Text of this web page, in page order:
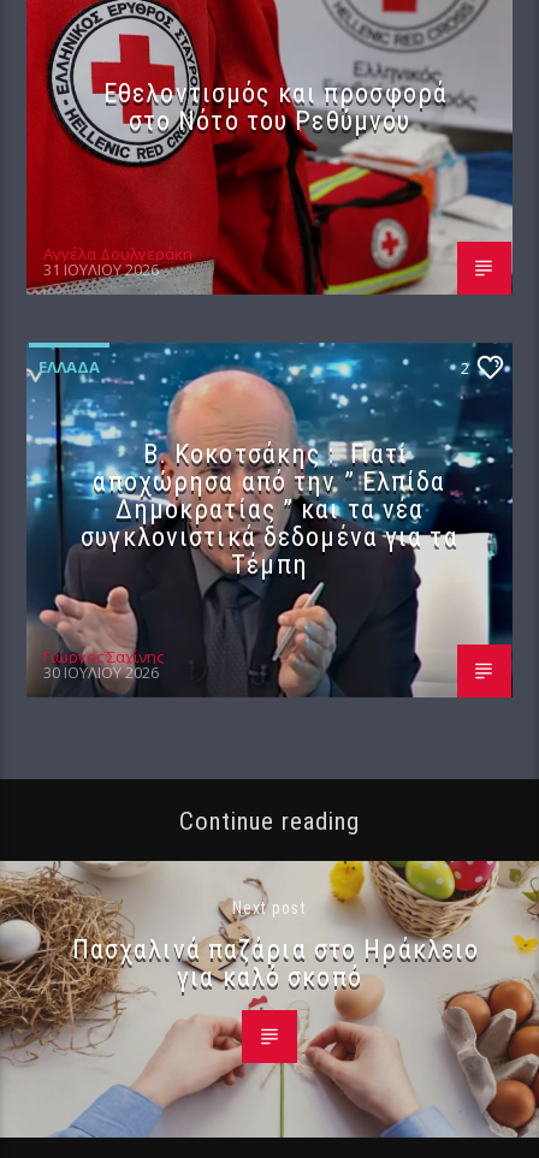
Εθελοντισμός και προσφορά
στο Νότο του Ρεθύμνου
Αγγέλα Δουλγεράκη
31 ΙΟΥΛΊΟΥ 2026
ΕΛΛΆΔΑ 2
Β. Κοκοτσάκης : Γιατί
αποχώρησα από την ” Ελπίδα
Δημοκρατίας ” και τα νέα
συγκλονιστικά δεδομένα για τα
Τέμπη
Γιώργος Σαχίνης
30 ΙΟΥΛΊΟΥ 2026
Continue reading
Next post
Πασχαλινά παζάρια στο Ηράκλειο
για καλό σκοπό